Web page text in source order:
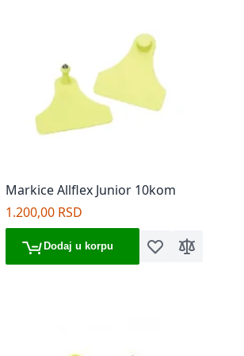
želja
za poređenje
Markice Allflex Junior 10kom
1.200,00 RSD
Dodaj u korpu Dodaj u listu
Dodaj za